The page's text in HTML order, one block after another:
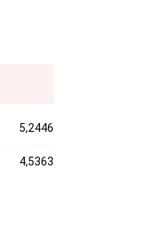
5,2446
4,5363